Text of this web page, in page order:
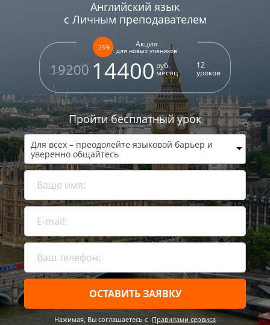
Английский язык
с Личным преподавателем
-25% Акция
для новых учеников
19200 14400 руб.
месяц
12
уроков
Пройти бесплатный урок
Для всех – преодолейте языковой барьер и
уверенно общайтесь
ОСТАВИТЬ ЗАЯВКУ
Нажимая, Вы соглашаетесь c Правилами сервиса